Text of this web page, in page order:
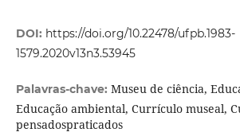
DOI: https://doi.org/10.22478/ufpb.1983-
1579.2020v13n3.53945
Palavras-chave: Museu de ciência,
Educação ambiental, Currículo museal,
pensadospraticados